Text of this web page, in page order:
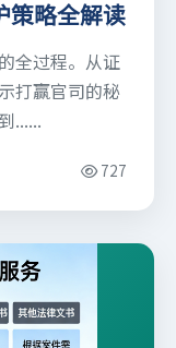
策略全解读
全过程。从证
打赢官司的秘
......
727